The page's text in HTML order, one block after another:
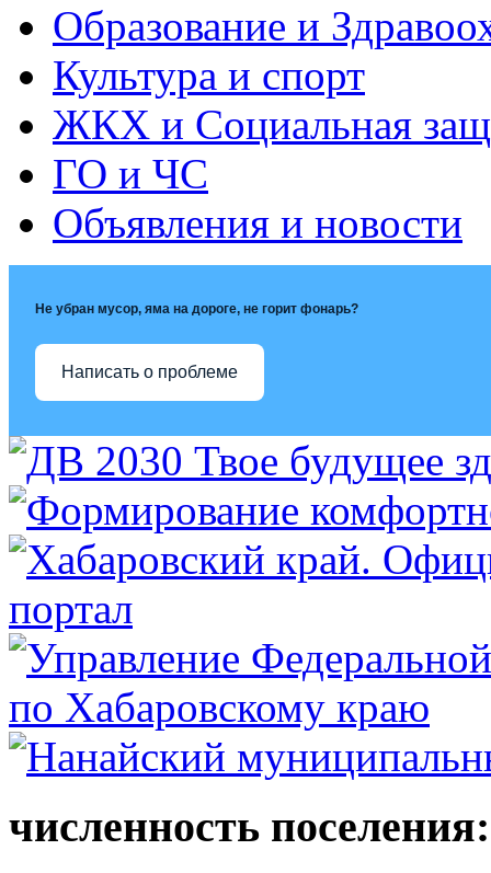
Образование и
Культура и спорт
ЖКХ и Социальная
ГО и ЧС
Объявления и новости
Не убран мусор, яма на дороге, не горит фонарь?
Написать о проблеме
численность поселения: